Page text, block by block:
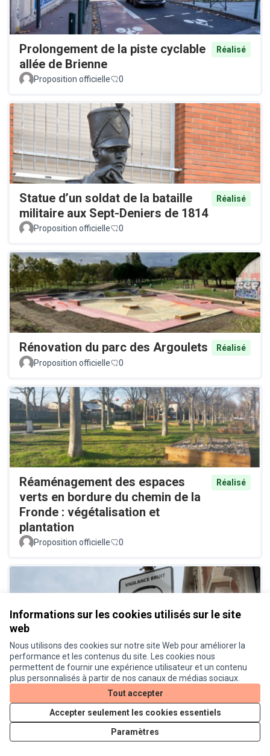
Informations sur les cookies utilisés sur le site
web
Nous utilisons des cookies sur notre site Web pour améliorer la
performance et les contenus du site. Les cookies nous
permettent de fournir une expérience utilisateur et un contenu
plus personnalisés à partir de nos canaux de médias sociaux.
Tout accepter
Accepter seulement les cookies essentiels
Paramètres
Prolongement de la piste cyclable
allée de Brienne
Réalisé
Proposition officielle 0
Statue d’un soldat de la bataille
militaire aux Sept-Deniers de 1814
Réalisé
Proposition officielle 0
Rénovation du parc des Argoulets
Réalisé
Proposition officielle
0
Réaménagement des espaces
verts en bordure du chemin de la
Fronde : végétalisation et
plantation
Réalisé
Proposition officielle 0
Un radar pédagogique pour
connaitre le niveau sonore des
Proposition officielle 0